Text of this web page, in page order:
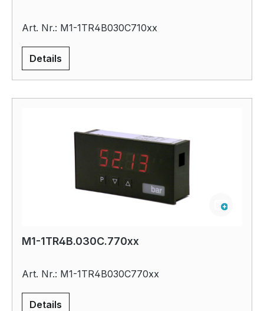
Art. Nr.: M1-1TR4B030C710xx
Details
M1-1TR4B.030C.770xx
Art. Nr.: M1-1TR4B030C770xx
Details